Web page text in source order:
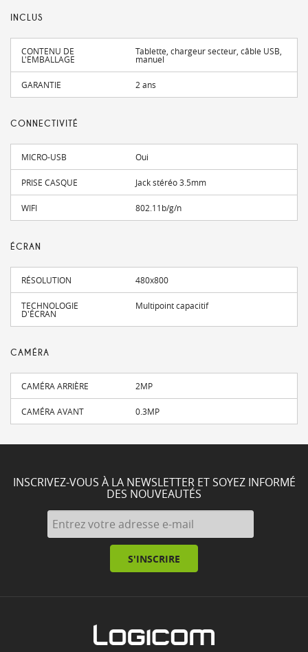
INCLUS
CONTENU DE
L'EMBALLAGE
Tablette, chargeur secteur, câble USB,
manuel
GARANTIE 2 ans
CONNECTIVITÉ
MICRO-USB Oui
PRISE CASQUE Jack stéréo 3.5mm
WIFI 802.11b/g/n
ÉCRAN
RÉSOLUTION 480x800
TECHNOLOGIE
D'ÉCRAN
Multipoint capacitif
CAMÉRA
CAMÉRA ARRIÈRE 2MP
CAMÉRA AVANT 0.3MP
INSCRIVEZ-VOUS À LA NEWSLETTER ET SOYEZ INFORMÉ
DES NOUVEAUTÉS
S'INSCRIRE